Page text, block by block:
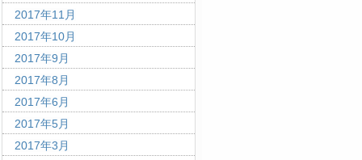
2017年11月
2017年10月
2017年9月
2017年8月
2017年6月
2017年5月
2017年3月